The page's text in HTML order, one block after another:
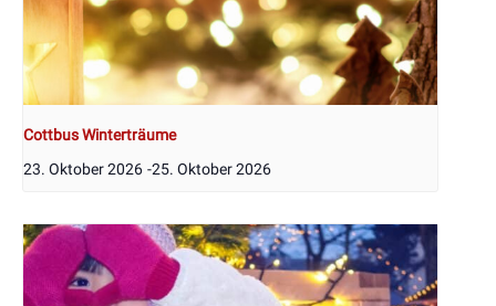
Cottbus Winterträume
23. Oktober 2026 -25. Oktober 2026